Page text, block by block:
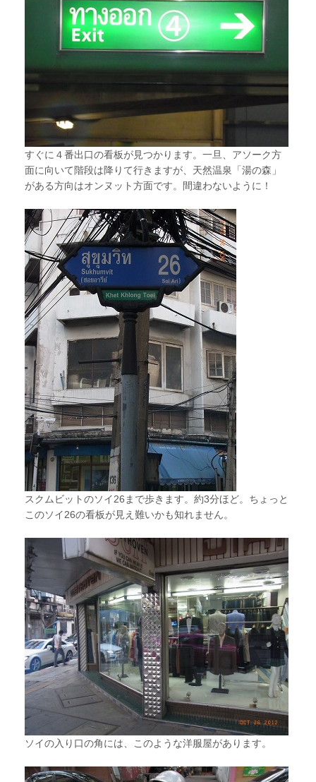
すぐに４番出口の看板が見つかります。一旦、アソーク方
面に向いて階段は降りて行きますが、天然温泉「湯の森」
がある方向はオンヌット方面です。間違わないように！
スクムビットのソイ26まで歩きます。約3分ほど。ちょっと
このソイ26の看板が見え難いかも知れません。
ソイの入り口の角には、このような洋服屋があります。